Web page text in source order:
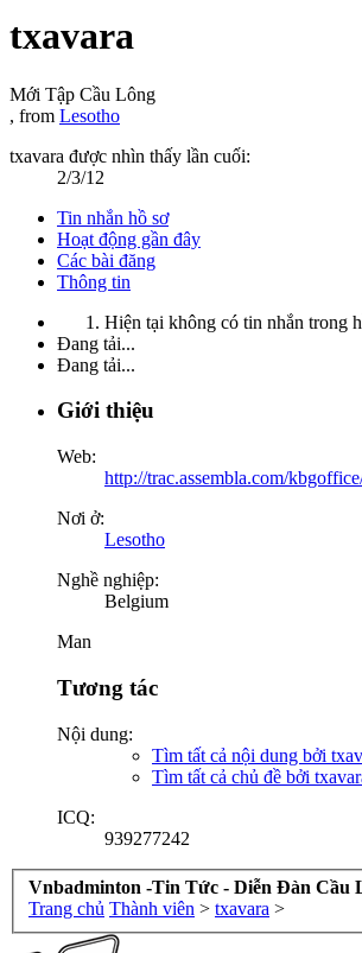
txavara
Mới Tập Cầu Lông
, from Lesotho
txavara được nhìn thấy lần cuối:
2/3/12
Tin nhắn hồ sơ
Hoạt động gần đây
Các bài đăng
Thông tin
Hiện tại không có tin nhắn trong
Đang tải...
Đang tải...
Giới thiệu
Web:
http://trac.assembla.com/
Nơi ở:
Lesotho
Nghề nghiệp:
Belgium
Man
Tương tác
Nội dung:
Tìm tất cả nội dung bởi
Tìm tất cả chủ đề bởi
ICQ:
939277242
Vnbadminton -Tin Tức - Diễn Đàn Cầu
Trang chủ Thành viên > txavara >